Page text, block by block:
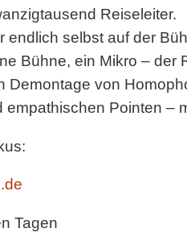
Reiseleiter.
endlich selbst auf der
Bühne, ein Mikro –
Demontage von
empathischen Pointen –
Tagen